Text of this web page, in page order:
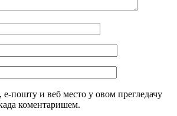
е-пошту и веб место у овом прегледачу
коментаришем.